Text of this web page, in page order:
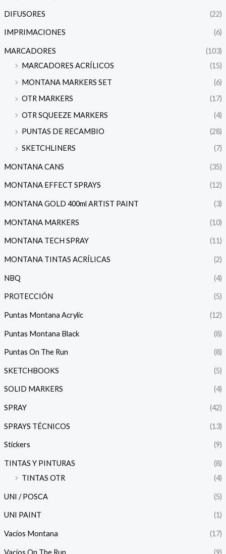
DIFUSORES (22)
IMPRIMACIONES (6)
MARCADORES
(103)
MARCADORES ACRÍLICOS
(15)
MONTANA MARKERS SET
(6)
OTR MARKERS
(17)
OTR SQUEEZE MARKERS
(4)
PUNTAS DE RECAMBIO
(28)
SKETCHLINERS
(7)
MONTANA CANS (35)
MONTANA EFFECT SPRAYS (12)
MONTANA GOLD 400ml ARTIST PAINT (3)
MONTANA MARKERS (10)
MONTANA TECH SPRAY (11)
MONTANA TINTAS ACRÍLICAS (2)
NBQ (4)
PROTECCIÓN (5)
Puntas Montana Acrylic (12)
Puntas Montana Black (8)
Puntas On The Run (8)
SKETCHBOOKS (5)
SOLID MARKERS (4)
SPRAY (42)
SPRAYS TÉCNICOS (13)
Stickers (9)
TINTAS Y PINTURAS
(8)
TINTAS OTR
(4)
UNI / POSCA (5)
UNI PAINT (1)
Vacíos Montana (17)
Vacíos On The Run (9)